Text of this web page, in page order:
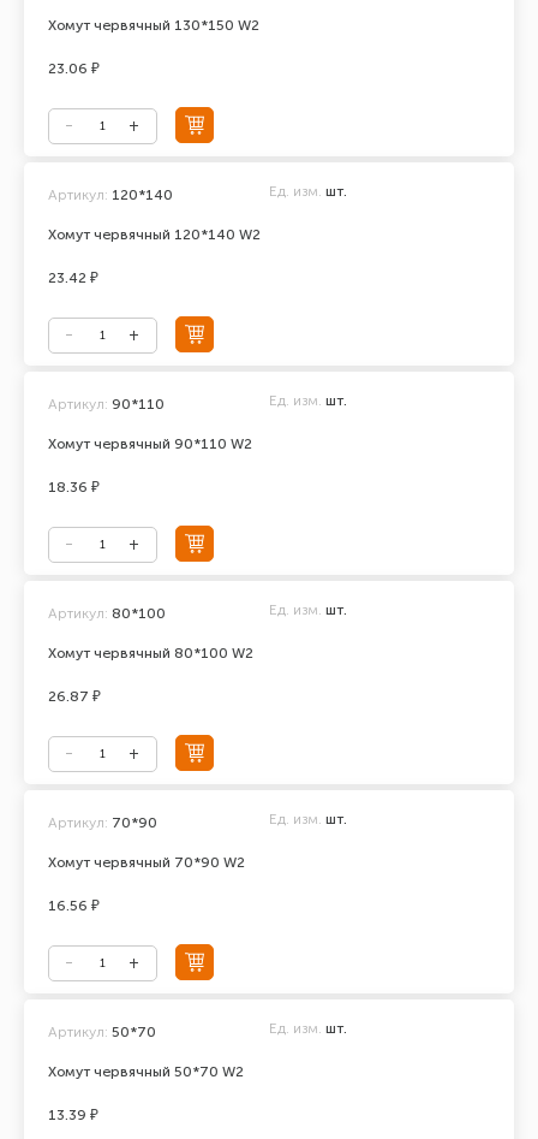
Хомут червячный 130*150 W2
23.06 ₽
Хомут червячный 120*140 W2
Артикул: 120*140 Ед. изм. шт.
23.42 ₽
Хомут червячный 90*110 W2
Артикул: 90*110 Ед. изм. шт.
18.36 ₽
Хомут червячный 80*100 W2
Артикул: 80*100 Ед. изм. шт.
26.87 ₽
Хомут червячный 70*90 W2
Артикул: 70*90 Ед. изм. шт.
16.56 ₽
Хомут червячный 50*70 W2
Артикул: 50*70 Ед. изм. шт.
13.39 ₽